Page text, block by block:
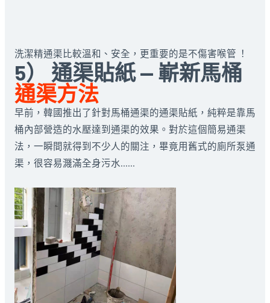
洗潔精通渠比較溫和、安全，更重要的是不傷害喉管 ！
5） 通渠貼紙 — 嶄新馬桶
通渠方法
早前，韓國推出了針對馬桶通渠的通渠貼紙，純粹是靠馬
桶內部營造的水壓達到通渠的效果。對於這個簡易通渠
法，一瞬間就得到不少人的關注，畢竟用舊式的廁所泵通
渠，很容易濺滿全身污水……